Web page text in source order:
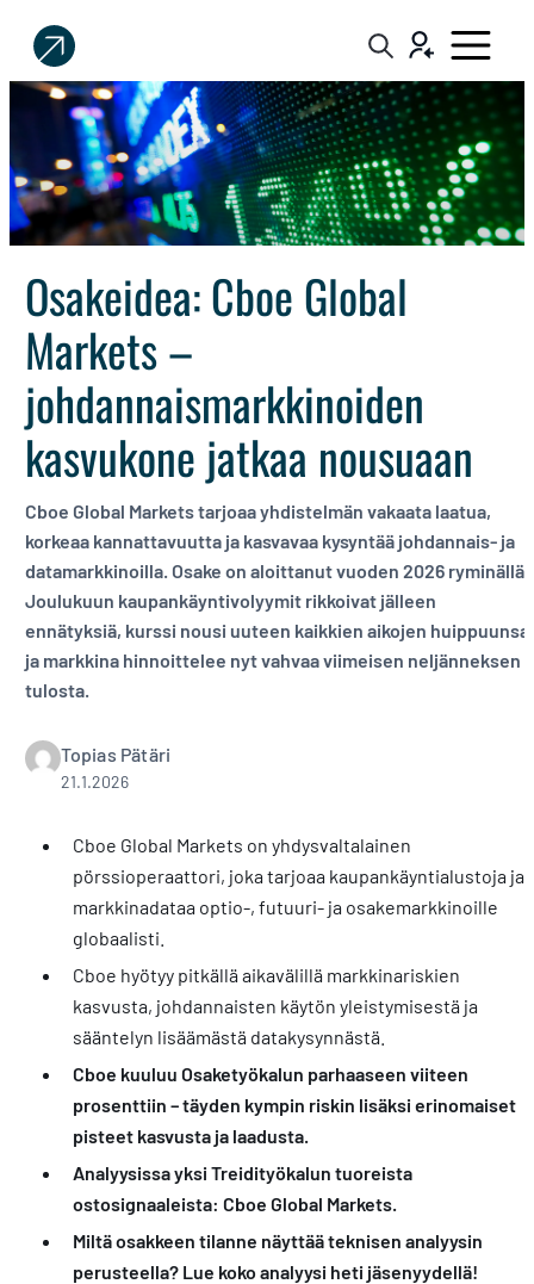
Sijoittaja.fi
Tee
parempia
sijoituspäätöksiä
Osakeidea: Cboe Global
Markets –
johdannaismarkkinoiden
kasvukone jatkaa nousuaan
Cboe Global Markets tarjoaa yhdistelmän vakaata laatua,
korkeaa kannattavuutta ja kasvavaa kysyntää johdannais- ja
datamarkkinoilla. Osake on aloittanut vuoden 2026 ryminällä.
Joulukuun kaupankäyntivolyymit rikkoivat jälleen
ennätyksiä, kurssi nousi uuteen kaikkien aikojen huippuunsa
ja markkina hinnoittelee nyt vahvaa viimeisen neljänneksen
tulosta.
Topias Pätäri
21.1.2026
Cboe Global Markets on yhdysvaltalainen
pörssioperaattori, joka tarjoaa kaupankäyntialustoja ja
markkinadataa optio-, futuuri- ja osakemarkkinoille
globaalisti.
Cboe hyötyy pitkällä aikavälillä markkinariskien
kasvusta, johdannaisten käytön yleistymisestä ja
sääntelyn lisäämästä datakysynnästä.
Cboe kuuluu Osaketyökalun parhaaseen viiteen
prosenttiin – täyden kympin riskin lisäksi erinomaiset
pisteet kasvusta ja laadusta.
Analyysissa yksi Treidityökalun tuoreista
ostosignaaleista: Cboe Global Markets.
Miltä osakkeen tilanne näyttää teknisen analyysin
perusteella? Lue koko analyysi heti jäsenyydellä!